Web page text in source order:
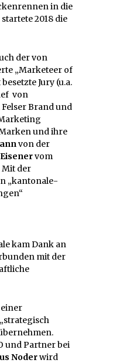
in die
2018 die
der von
„Marketeer of
Jury (u.a.
von
Felser Brand und
und ihre
von der
vom
Mit der
„kantonale-
kam Dank an
mit der
und Partner bei
Noderwird